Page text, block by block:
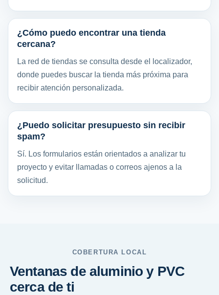
¿Cómo puedo encontrar una tienda
cercana?
La red de tiendas se consulta desde el localizador,
donde puedes buscar la tienda más próxima para
recibir atención personalizada.
¿Puedo solicitar presupuesto sin recibir
spam?
Sí. Los formularios están orientados a analizar tu
proyecto y evitar llamadas o correos ajenos a la
solicitud.
COBERTURA LOCAL
Ventanas de aluminio y PVC
cerca de ti